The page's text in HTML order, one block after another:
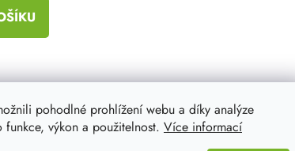
pohodlné prohlížení webu a díky analýze
výkon a použitelnost. Více informací
O
v